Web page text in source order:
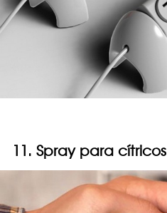
11. Spray para cítricos